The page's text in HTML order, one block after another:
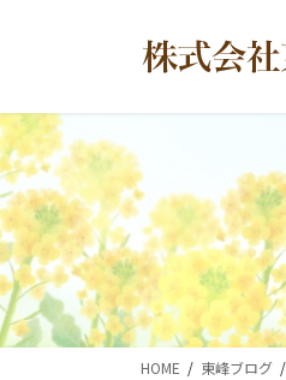
ツ
に
移
動
シ
ョ
ン
に
移
動
HOME 東峰ブログ